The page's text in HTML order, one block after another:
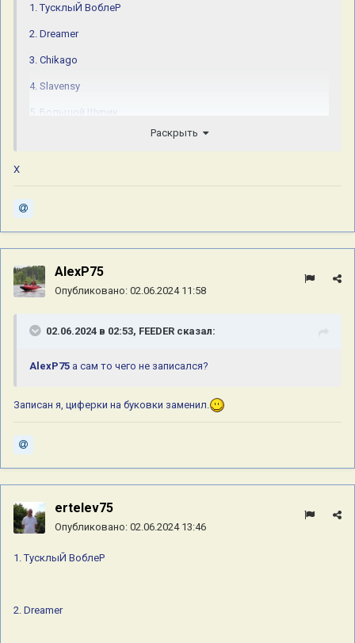
1. ТусклыЙ ВоблеР
2. Dreamer
3. Chikago
4. Slavensy
5. Большой Шурик
9. Марта
11. OldShurshun 10 юбилейных
12. Mihey726
16. Платон
19 РыбАлка
21. Тома
Раскрыть
Х
AlexP75
Опубликовано: 02.06.2024 11:58
02.06.2024 в 02:53, FEEDER сказал:
AlexP75 а сам то чего не записался?
Записан я, циферки на буковки заменил.
ertelev75
Опубликовано: 02.06.2024 13:46
1. ТусклыЙ ВоблеР
2. Dreamer